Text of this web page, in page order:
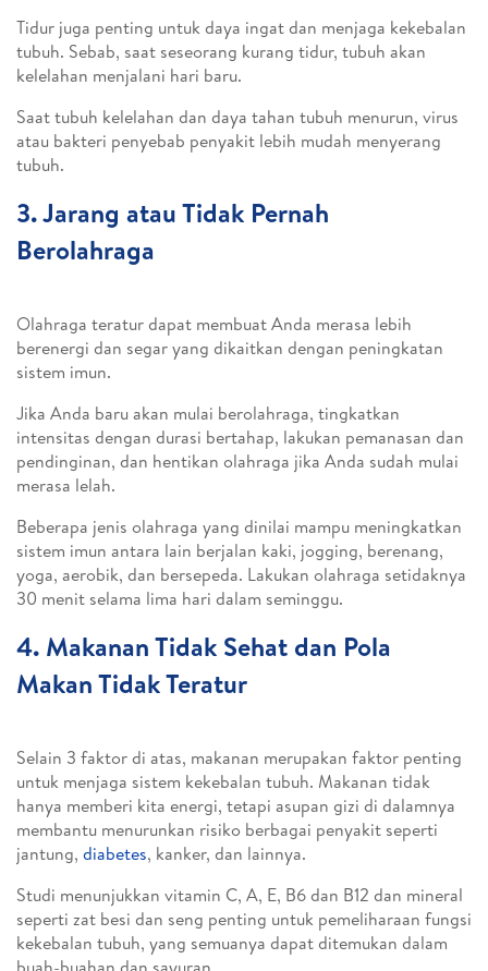
Tidur juga penting untuk daya ingat dan menjaga kekebalan
tubuh. Sebab, saat seseorang kurang tidur, tubuh akan
kelelahan menjalani hari baru.
Saat tubuh kelelahan dan daya tahan tubuh menurun, virus
atau bakteri penyebab penyakit lebih mudah menyerang
tubuh.
3. Jarang atau Tidak Pernah
Berolahraga
Olahraga teratur dapat membuat Anda merasa lebih
berenergi dan segar yang dikaitkan dengan peningkatan
sistem imun.
Jika Anda baru akan mulai berolahraga, tingkatkan
intensitas dengan durasi bertahap, lakukan pemanasan dan
pendinginan, dan hentikan olahraga jika Anda sudah mulai
merasa lelah.
Beberapa jenis olahraga yang dinilai mampu meningkatkan
sistem imun antara lain berjalan kaki, jogging, berenang,
yoga, aerobik, dan bersepeda. Lakukan olahraga setidaknya
30 menit selama lima hari dalam seminggu.
4. Makanan Tidak Sehat dan Pola
Makan Tidak Teratur
Selain 3 faktor di atas, makanan merupakan faktor penting
untuk menjaga sistem kekebalan tubuh. Makanan tidak
hanya memberi kita energi, tetapi asupan gizi di dalamnya
membantu menurunkan risiko berbagai penyakit seperti
jantung, diabetes, kanker, dan lainnya.
Studi menunjukkan vitamin C, A, E, B6 dan B12 dan mineral
seperti zat besi dan seng penting untuk pemeliharaan fungsi
kekebalan tubuh, yang semuanya dapat ditemukan dalam